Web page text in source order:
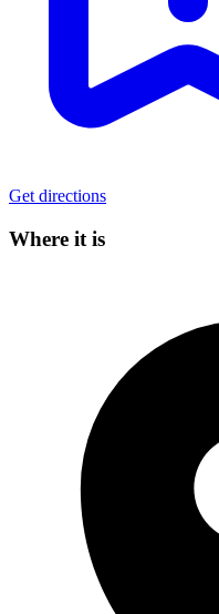
Get directions
Where it is